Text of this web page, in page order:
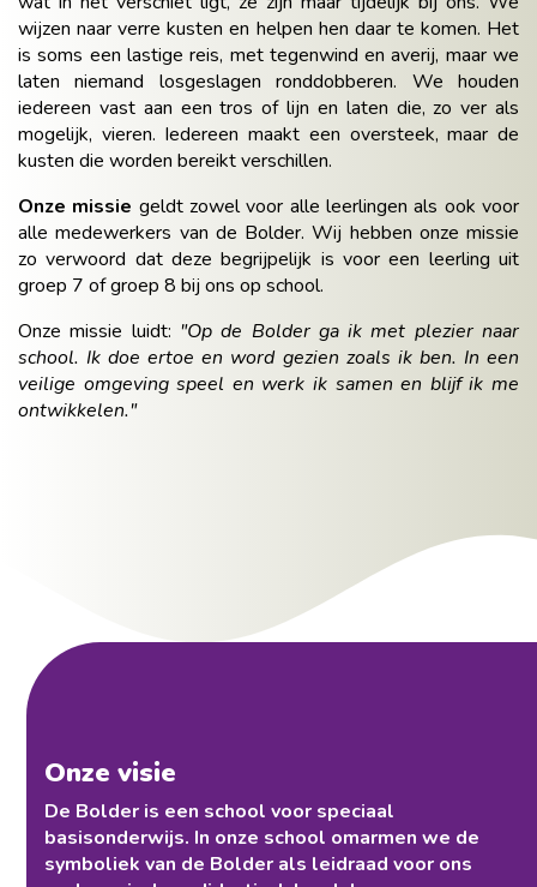
wijzen naar verre kusten en helpen hen daar te komen. Het
is soms een lastige reis, met tegenwind en averij, maar we
laten niemand losgeslagen ronddobberen. We houden
iedereen vast aan een tros of lijn en laten die, zo ver als
mogelijk, vieren. Iedereen maakt een oversteek, maar de
kusten die worden bereikt verschillen.
Onze missie geldt zowel voor alle leerlingen als ook voor
alle medewerkers van de Bolder. Wij hebben onze missie
zo verwoord dat deze begrijpelijk is voor een leerling uit
groep 7 of groep 8 bij ons op school.
Onze missie luidt: "Op de Bolder ga ik met plezier naar
school. Ik doe ertoe en word gezien zoals ik ben. In een
veilige omgeving speel en werk ik samen en blijf ik me
ontwikkelen."
Onze visie
De Bolder is een school voor speciaal
basisonderwijs. In onze school omarmen we de
symboliek van de Bolder als leidraad voor ons